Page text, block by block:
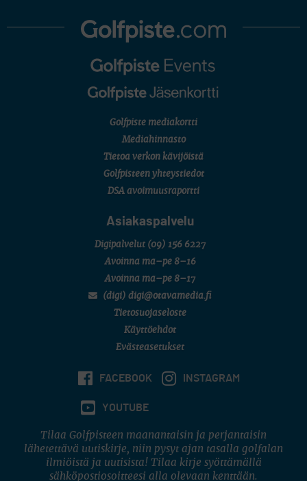
Golfpiste mediakortti
Mediahinnasto
Tietoa verkon kävijöistä
Golfpisteen yhteystiedot
DSA avoimuusraportti
Asiakaspalvelu
Digipalvelut (09) 156 6227
Avoinna ma–pe 8–16
Avoinna ma–pe 8–17
(digi) digi@otavamedia.fi
Tietosuojaseloste
Käyttöehdot
Evästeasetukset
FACEBOOK INSTAGRAM
YOUTUBE
Tilaa Golfpisteen maanantaisin ja perjantaisin
lähetettävä uutiskirje, niin pysyt ajan tasalla golfalan
ilmiöistä ja uutisista! Tilaa kirje syöttämällä
sähköpostiosoitteesi alla olevaan kenttään.